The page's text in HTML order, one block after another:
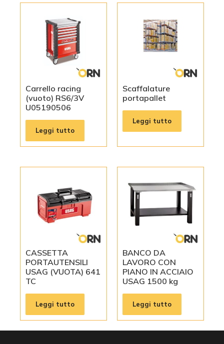
Carrello racing
(vuoto) RS6/3V
U05190506
Leggi tutto
Scaffalature
portapallet
Leggi tutto
CASSETTA
PORTAUTENSILI
USAG (VUOTA) 641
TC
Leggi tutto
BANCO DA
LAVORO CON
PIANO IN ACCIAIO
USAG 1500 kg
Leggi tutto